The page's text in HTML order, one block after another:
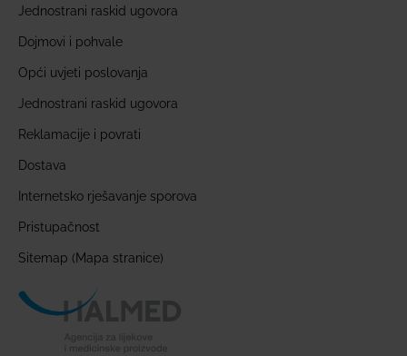
Jednostrani raskid ugovora
Dojmovi i pohvale
Opći uvjeti poslovanja
Jednostrani raskid ugovora
Reklamacije i povrati
Dostava
Internetsko rješavanje sporova
Pristupačnost
Sitemap (Mapa stranice)